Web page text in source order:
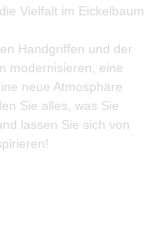
Vielfalt im Eickelbaum
Handgriffen und der
modernisieren, eine
neue Atmosphäre
Sie alles, was Sie
lassen Sie sich von